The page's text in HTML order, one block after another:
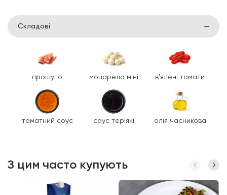
Складові
прошуто моцарела міні в'ялені томати
томатний соус соус теріякі олія часникова
З цим часто купують